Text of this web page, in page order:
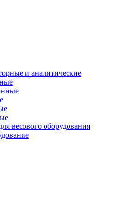
и аналитические
весового оборудования